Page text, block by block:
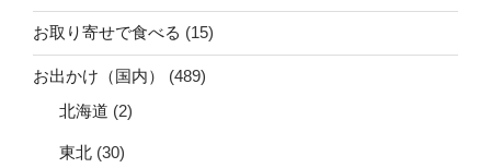
お取り寄せで食べる (15)
お出かけ（国内）
(489)
北海道 (2)
東北 (30)